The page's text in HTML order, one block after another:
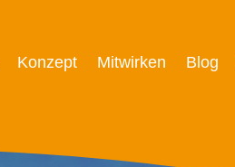
Konzept Mitwirken Blog